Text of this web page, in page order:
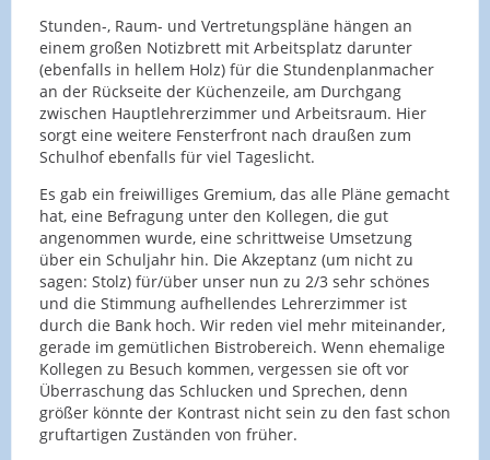
Stunden-, Raum- und Vertretungspläne hängen an
einem großen Notizbrett mit Arbeitsplatz darunter
(ebenfalls in hellem Holz) für die Stundenplanmacher
an der Rückseite der Küchenzeile, am Durchgang
zwischen Hauptlehrerzimmer und Arbeitsraum. Hier
sorgt eine weitere Fensterfront nach draußen zum
Schulhof ebenfalls für viel Tageslicht.
Es gab ein freiwilliges Gremium, das alle Pläne gemacht
hat, eine Befragung unter den Kollegen, die gut
angenommen wurde, eine schrittweise Umsetzung
über ein Schuljahr hin. Die Akzeptanz (um nicht zu
sagen: Stolz) für/über unser nun zu 2/3 sehr schönes
und die Stimmung aufhellendes Lehrerzimmer ist
durch die Bank hoch. Wir reden viel mehr miteinander,
gerade im gemütlichen Bistrobereich. Wenn ehemalige
Kollegen zu Besuch kommen, vergessen sie oft vor
Überraschung das Schlucken und Sprechen, denn
größer könnte der Kontrast nicht sein zu den fast schon
gruftartigen Zuständen von früher.